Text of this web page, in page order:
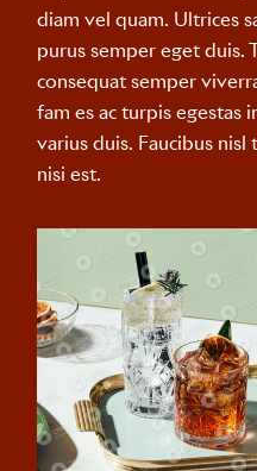
diam vel quam. Ultrices
purus semper eget duis.
consequat semper
fam es ac turpis egestas
varius duis. Faucibus
nisi est.